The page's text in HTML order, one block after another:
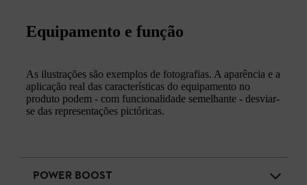
Equipamento e função
As ilustrações são exemplos de fotografias. A aparência e a
aplicação real das características do equipamento no
produto podem - com funcionalidade semelhante - desviar-
se das representações pictóricas.
POWER BOOST